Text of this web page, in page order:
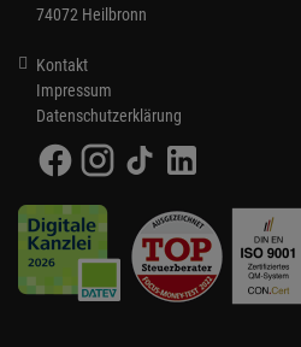
74072 Heilbronn
Kontakt
Impressum
Datenschutzerklärung